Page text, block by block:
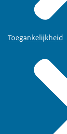
Toegankelijkheid